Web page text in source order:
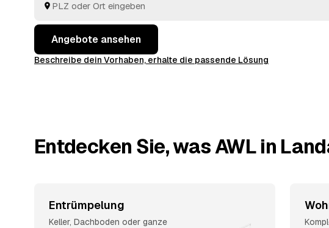
Angebote ansehen
Beschreibe dein Vorhaben, erhalte die passende Lösung
Entdecken Sie, was AWL in
Entrümpelung
Keller, Dachboden oder ganze